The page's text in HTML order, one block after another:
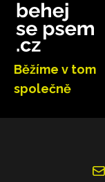
Běžíme v tom
společně